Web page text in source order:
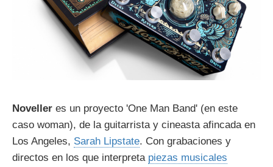
Noveller es un proyecto 'One Man Band' (en este
caso woman), de la guitarrista y cineasta afincada en
Los Angeles, Sarah Lipstate. Con grabaciones y
directos en los que interpreta piezas musicales